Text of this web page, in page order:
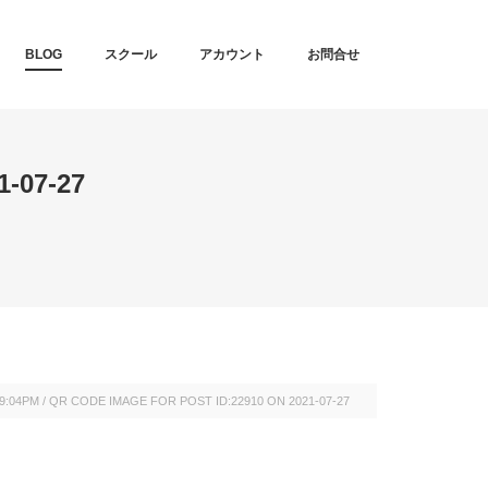
BLOG スクール アカウント お問合せ
07-27
/ QR CODE IMAGE FOR POST ID:22910 ON 2021-07-27